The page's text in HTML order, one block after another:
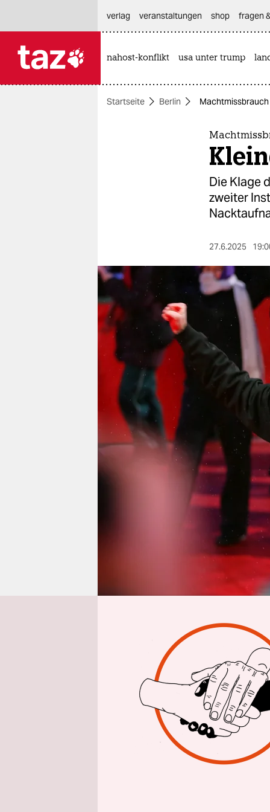
themen
berlin
nord
wahrheit
verlag
verlag
veranstaltungen
shop
fragen & hilfe
unterstützen
verlag
veranstaltungen shop fragen
nahost-konflikt usa unter trump
Startseite Berlin Machtmissbrauch
Die Klage
zweiter
27.6.2025
Aus Berlin
Alles sei
sich ein
Tochter
Die